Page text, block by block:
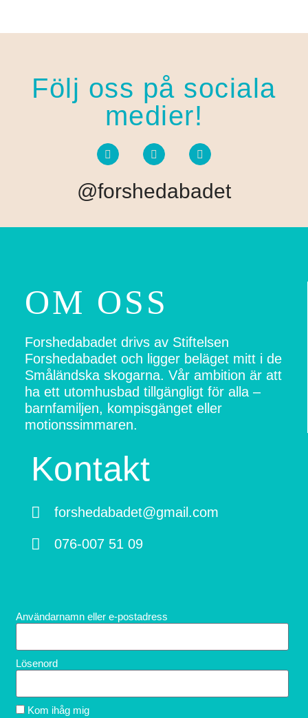
Följ oss på sociala
medier!
@forshedabadet
OM OSS​
Forshedabadet drivs av Stiftelsen
Forshedabadet och ligger beläget mitt i de
Småländska skogarna. Vår ambition är att
ha ett utomhusbad tillgängligt för alla –
barnfamiljen, kompisgänget eller
motionssimmaren.
Kontakt
forshedabadet@gmail.com
076-007 51 09
Användarnamn eller e-postadress
Lösenord
Kom ihåg mig